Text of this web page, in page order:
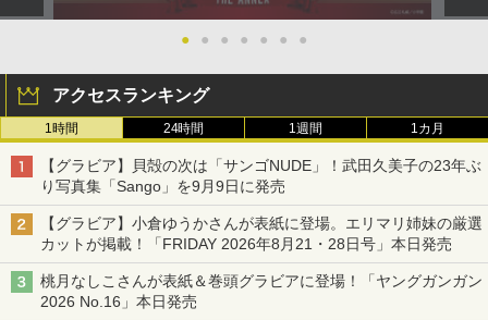
● ● ● ● ● ● ●
アクセスランキング
1時間 24時間 1週間 1カ月
【グラビア】貝殻の次は「サンゴNUDE」！武田久美子の23年ぶ
り写真集「Sango」を9月9日に発売
【グラビア】小倉ゆうかさんが表紙に登場。エリマリ姉妹の厳選
カットが掲載！「FRIDAY 2026年8⽉21・28日号」本日発売
桃月なしこさんが表紙＆巻頭グラビアに登場！「ヤングガンガン
2026 No.16」本日発売